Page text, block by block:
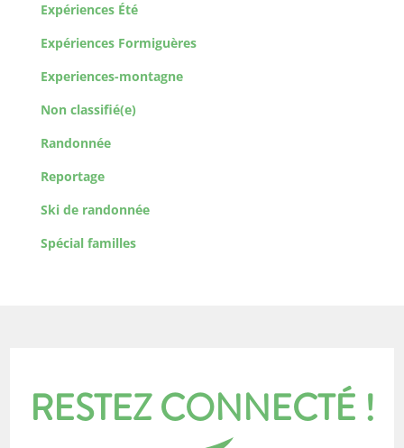
Expériences Été
Expériences Formiguères
Experiences-montagne
Non classifié(e)
Randonnée
Reportage
Ski de randonnée
Spécial familles
RESTEZ CONNECTÉ !